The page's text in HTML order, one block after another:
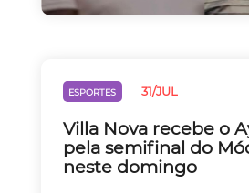
ESPORTES 31/JUL
Villa Nova recebe o
pela semifinal do
neste domingo